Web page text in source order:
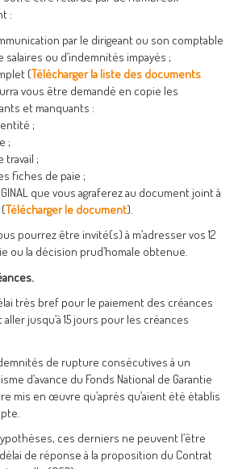
:
par le dirigeant ou son comptable
ou d’indemnités impayés ;
(Télécharger la liste des documents
vous être demandé en copie les
et manquants :
;
;
travail ;
fiches de paie ;
que vous agraferez au document joint à
Télécharger le document).
pourrez être invité(s) à m’adresser vos 12
ou la décision prud’homale obtenue.
très bref pour le paiement des créances
jusqu’à 15 jours pour les créances
de rupture consécutives à un
d’avance du Fonds National de Garantie
mis en œuvre qu’après qu’aient été établis
ces derniers ne peuvent l’être
de réponse à la proposition du Contrat